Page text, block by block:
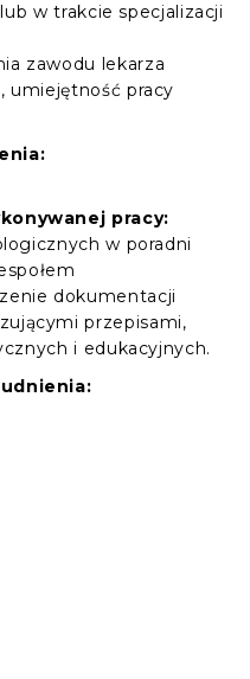
w trakcie specjalizacji
zawodu lekarza
umiejętność pracy
pracy:
w poradni
dokumentacji
przepisami,
i edukacyjnych.